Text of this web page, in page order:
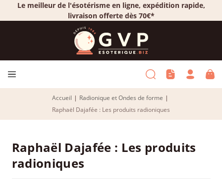
Le meilleur de l'ésotérisme en ligne, expédition rapide,
livraison offerte dès 70€*
Accueil | Radionique et Ondes de forme |
Raphaël Dajafée : Les produits radioniques
Raphaël Dajafée : Les produits
radioniques